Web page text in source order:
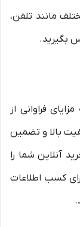
مانند تلفن،
بگیرید.
فراوانی از
بالا و تضمین
آنلاین شما را
کسب اطلاعات